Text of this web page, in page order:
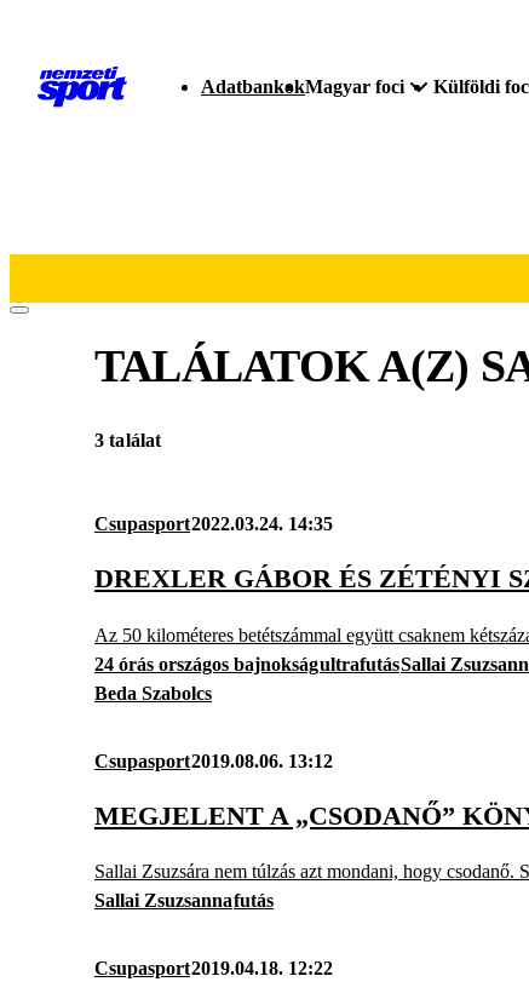
AdatbankokMagyar foci Külföldi
TALÁLATOK A(Z)
3 találat
Csupasport2022.03.24. 14:35
DREXLER GÁBOR ÉS ZÉTÉNYI
Az 50 kilométeres betétszámmal együtt csaknem
24 órás országos bajnokságultrafutásSallai
Beda Szabolcs
Csupasport2019.08.06. 13:12
MEGJELENT A „CSODANŐ”
Sallai Zsuzsára nem túlzás azt mondani, hogy
Sallai Zsuzsannafutás
Csupasport2019.04.18. 12:22